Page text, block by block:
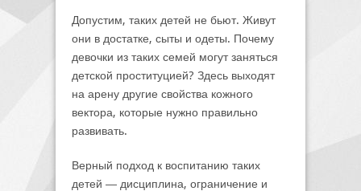
Допустим, таких детей не бьют. Живут
они в достатке, сыты и одеты. Почему
девочки из таких семей могут заняться
детской проституцией? Здесь выходят
на арену другие свойства кожного
вектора, которые нужно правильно
развивать.
Верный подход к воспитанию таких
детей ― дисциплина, ограничение и